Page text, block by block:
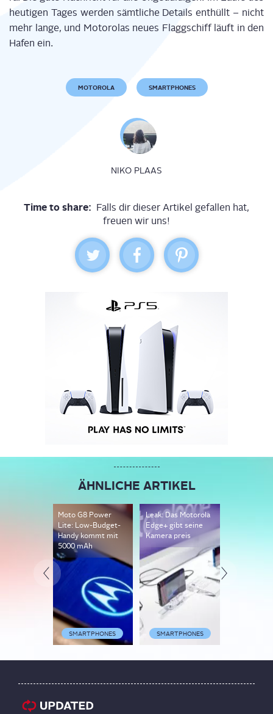
heu­ti­gen Tages wer­den sämt­li­che Details ent­hüllt – nicht
mehr lan­ge, und Moto­ro­las neu­es Flagg­schiff läuft in den
Hafen ein.
MOTOROLA SMARTPHONES
NIKO PLAAS
Time to share: Falls dir dieser Artikel gefallen hat,
freuen wir uns!
ÄHNLICHE ARTIKEL
SMARTPHONES
Moto G8 Power
Lite: Low-Budget-
Handy kommt mit
5000 mAh
SMARTPHONES
Leak: Das Motorola
Edge+ gibt seine
Kamera preis